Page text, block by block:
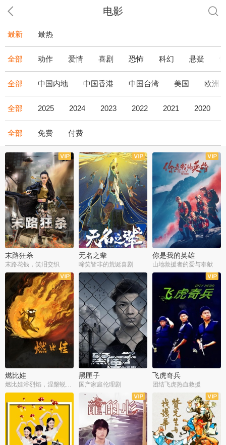
电影
最新 最热
全部 动作 爱情 喜剧 恐怖 科幻 悬疑
全部 中国内地 中国香港 中国台湾 美国 欧洲
全部 2025 2024 2023 2022 2021 2020
全部 免费 付费
末路狂杀
末路花钱，笑泪交织
无名之辈
啼笑皆非的荒诞喜剧
你是我的英雄
山地救援者的爱与奉献
燃比娃
燃比娃浴烈焰，涅槃蜕变成人
黑匣子
国产家庭伦理剧
飞虎奇兵
团结飞虎热血救援